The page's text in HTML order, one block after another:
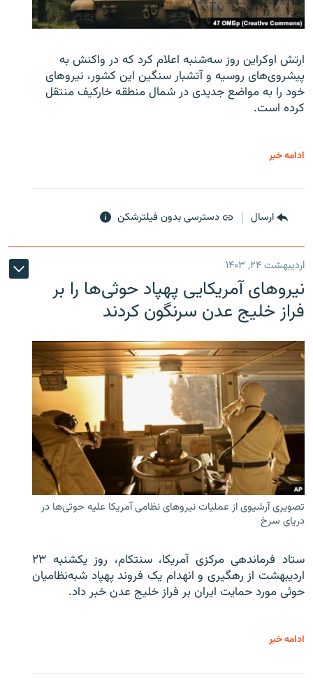
ارتش اوکراین روز سه‌شنبه اعلام کرد که در واکنش به
پیشروی‌های روسیه و آتشبار سنگین این کشور، نیروهای
خود را به مواضع جدیدی در شمال منطقه خارکیف منتقل
کرده است.
ادامه خبر
ارسال دسترسی بدون فیلترشکن
اردیبهشت ۲۴, ۱۴۰۳
نیروهای آمریکایی پهپاد حوثی‌ها را بر
فراز خلیج عدن سرنگون کردند
تصویری آرشیوی از عملیات نیروهای نظامی آمریکا علیه حوثی‌ها در
دریای سرخ
ستاد فرماندهی مرکزی آمریکا، سنتکام، روز یکشنبه ۲۳
اردیبهشت از رهگیری و انهدام یک فروند پهپاد شبه‌نظامیان
حوثی‌ مورد حمایت ایران بر فراز خلیج عدن خبر داد.
ادامه خبر